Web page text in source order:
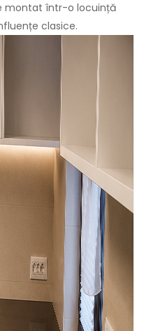
montat într-o locuință
clasice.